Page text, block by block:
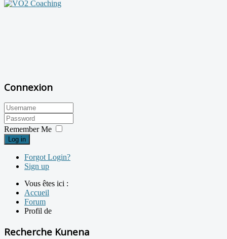
Connexion
Remember Me
Log in
Forgot Login?
Sign up
Vous êtes ici :
Accueil
Forum
Profil de
Recherche Kunena